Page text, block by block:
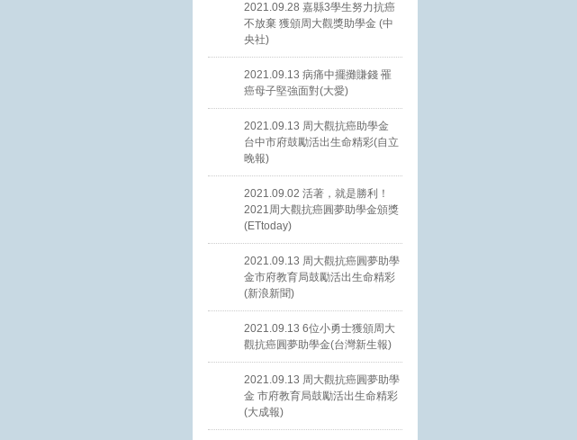
2021.09.28 嘉縣3學生努力抗癌
不放棄 獲頒周大觀獎助學金 (中
央社)
2021.09.13 病痛中擺攤賺錢 罹
癌母子堅強面對(大愛)
2021.09.13 周大觀抗癌助學金
台中市府鼓勵活出生命精彩(自立
晚報)
2021.09.02 活著，就是勝利！
2021周大觀抗癌圓夢助學金頒獎
(ETtoday)
2021.09.13 周大觀抗癌圓夢助學
金市府教育局鼓勵活出生命精彩
(新浪新聞)
2021.09.13 6位小勇士獲頒周大
觀抗癌圓夢助學金(台灣新生報)
2021.09.13 周大觀抗癌圓夢助學
金 市府教育局鼓勵活出生命精彩
(大成報)